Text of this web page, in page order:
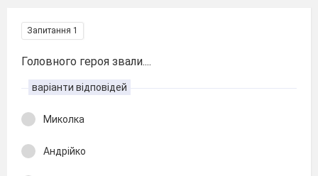
Запитання 1
Головного героя звали....
варіанти відповідей
Миколка
Андрійко